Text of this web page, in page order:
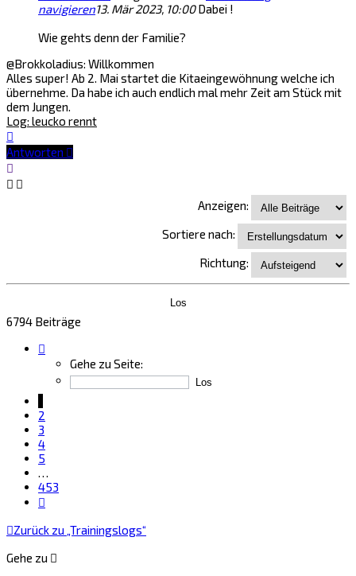
navigieren13. Mär 2023, 10:00Dabei !
Wie gehts denn der Familie?
@Brokkoladius: Willkommen
Alles super! Ab 2. Mai startet die Kitaeingewöhnung welche ich
übernehme. Da habe ich auch endlich mal mehr Zeit am Stück mit
dem Jungen.
Log: leucko rennt
oben
Antworten
Anzeigen:
Sortiere nach:
Richtung:
6794 Beiträge
von
Gehe zu Seite:
2
3
4
5
…
453
Zurück zu „Trainingslogs“
Gehe zu